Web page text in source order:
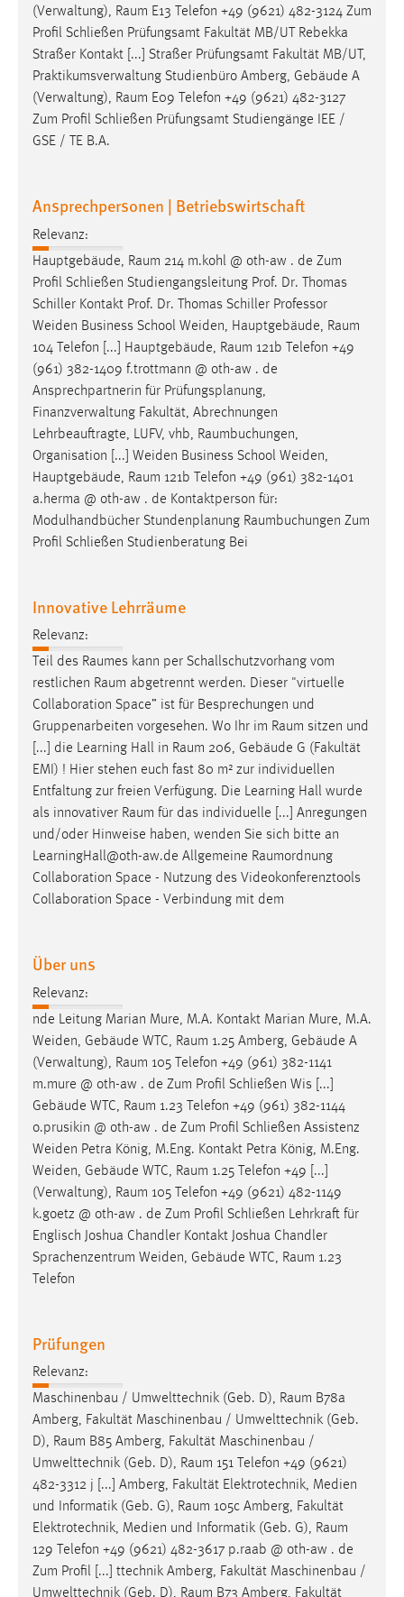
(Verwaltung), Raum E13 Telefon +49 (9621) 482-3124 Zum
Profil Schließen Prüfungsamt Fakultät MB/UT Rebekka
Straßer Kontakt [...] Straßer Prüfungsamt Fakultät MB/UT,
Praktikumsverwaltung Studienbüro Amberg, Gebäude A
(Verwaltung), Raum E09 Telefon +49 (9621) 482-3127
Zum Profil Schließen Prüfungsamt Studiengänge IEE /
GSE / TE B.A.
Ansprechpersonen | Betriebswirtschaft
Relevanz:
Hauptgebäude, Raum 214 m.kohl @ oth-aw . de Zum
Profil Schließen Studiengangsleitung Prof. Dr. Thomas
Schiller Kontakt Prof. Dr. Thomas Schiller Professor
Weiden Business School Weiden, Hauptgebäude, Raum
104 Telefon [...] Hauptgebäude, Raum 121b Telefon +49
(961) 382-1409 f.trottmann @ oth-aw . de
Ansprechpartnerin für Prüfungsplanung,
Finanzverwaltung Fakultät, Abrechnungen
Lehrbeauftragte, LUFV, vhb, Raumbuchungen,
Organisation [...] Weiden Business School Weiden,
Hauptgebäude, Raum 121b Telefon +49 (961) 382-1401
a.herma @ oth-aw . de Kontaktperson für:
Modulhandbücher Stundenplanung Raumbuchungen Zum
Profil Schließen Studienberatung Bei
Innovative Lehrräume
Relevanz:
Teil des Raumes kann per Schallschutzvorhang vom
restlichen Raum abgetrennt werden. Dieser "virtuelle
Collaboration Space” ist für Besprechungen und
Gruppenarbeiten vorgesehen. Wo Ihr im Raum sitzen und
[...] die Learning Hall in Raum 206, Gebäude G (Fakultät
EMI) ! Hier stehen euch fast 80 m² zur individuellen
Entfaltung zur freien Verfügung. Die Learning Hall wurde
als innovativer Raum für das individuelle [...] Anregungen
und/oder Hinweise haben, wenden Sie sich bitte an
LearningHall@oth-aw.de Allgemeine Raumordnung
Collaboration Space - Nutzung des Videokonferenztools
Collaboration Space - Verbindung mit dem
Über uns
Relevanz:
nde Leitung Marian Mure, M.A. Kontakt Marian Mure, M.A.
Weiden, Gebäude WTC, Raum 1.25 Amberg, Gebäude A
(Verwaltung), Raum 105 Telefon +49 (961) 382-1141
m.mure @ oth-aw . de Zum Profil Schließen Wis [...]
Gebäude WTC, Raum 1.23 Telefon +49 (961) 382-1144
o.prusikin @ oth-aw . de Zum Profil Schließen Assistenz
Weiden Petra König, M.Eng. Kontakt Petra König, M.Eng.
Weiden, Gebäude WTC, Raum 1.25 Telefon +49 [...]
(Verwaltung), Raum 105 Telefon +49 (9621) 482-1149
k.goetz @ oth-aw . de Zum Profil Schließen Lehrkraft für
Englisch Joshua Chandler Kontakt Joshua Chandler
Sprachenzentrum Weiden, Gebäude WTC, Raum 1.23
Telefon
Prüfungen
Relevanz:
Maschinenbau / Umwelttechnik (Geb. D), Raum B78a
Amberg, Fakultät Maschinenbau / Umwelttechnik (Geb.
D), Raum B85 Amberg, Fakultät Maschinenbau /
Umwelttechnik (Geb. D), Raum 151 Telefon +49 (9621)
482-3312 j [...] Amberg, Fakultät Elektrotechnik, Medien
und Informatik (Geb. G), Raum 105c Amberg, Fakultät
Elektrotechnik, Medien und Informatik (Geb. G), Raum
129 Telefon +49 (9621) 482-3617 p.raab @ oth-aw . de
Zum Profil [...] ttechnik Amberg, Fakultät Maschinenbau /
Umwelttechnik (Geb. D), Raum B73 Amberg, Fakultät
Conversion-Tracking
Cookie Laufzeit:
3 Monate
Facebook Pixel
Anbieter:
Facebook
Zweck:
Conversion-Tracking
Cookie Laufzeit:
3 Monate
EXTERNE MEDIEN
Um Inhalte von Videoplattformen und Social Media
Plattformen anzeigen zu können, werden von diesen
externen Medien Cookies gesetzt.
YouTube